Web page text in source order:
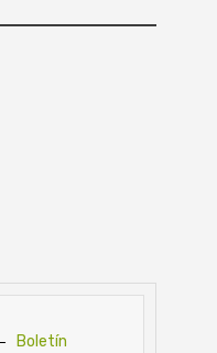
Boletín